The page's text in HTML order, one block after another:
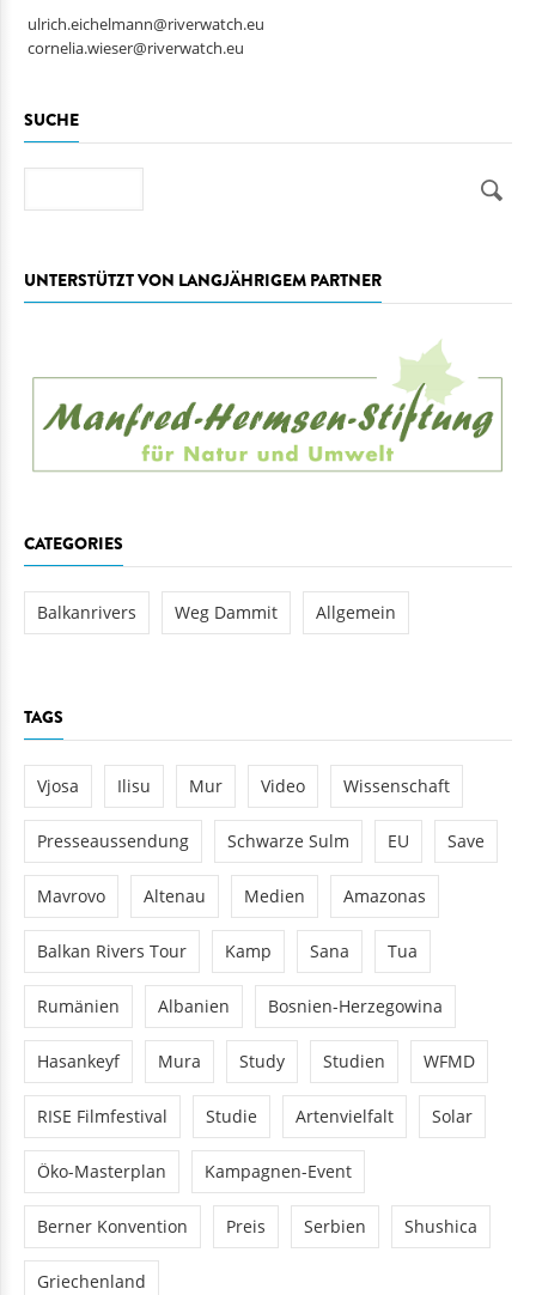
ulrich.eichelmann@riverwatch.eu
cornelia.wieser@riverwatch.eu
SUCHE
UNTERSTÜTZT VON LANGJÄHRIGEM PARTNER
CATEGORIES
Balkanrivers Weg Dammit Allgemein
TAGS
Vjosa Ilisu Mur Video Wissenschaft
Presseaussendung Schwarze Sulm EU Save
Mavrovo Altenau Medien Amazonas
Balkan Rivers Tour Kamp Sana Tua
Rumänien Albanien Bosnien-Herzegowina
Hasankeyf Mura Study Studien WFMD
RISE Filmfestival Studie Artenvielfalt Solar
Öko-Masterplan Kampagnen-Event
Berner Konvention Preis Serbien Shushica
Griechenland